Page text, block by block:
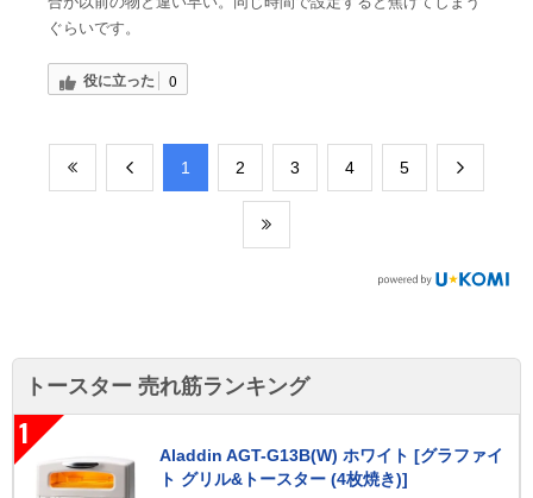
ぐらいです。
役に立った 0
​1 ​2 ​3 ​4 ​5
トースター 売れ筋ランキング
1
Aladdin AGT-G13B(W) ホワイト [グラファイ
ト グリル&トースター (4枚焼き)]